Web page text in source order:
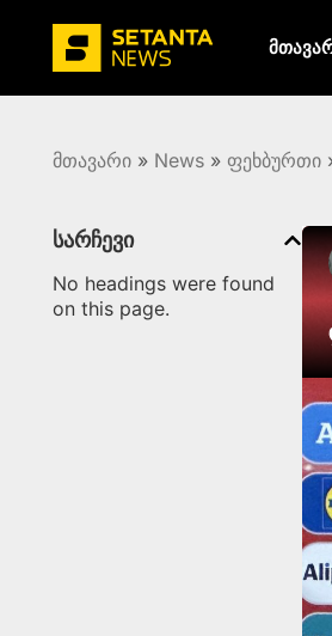
მთავარი » News » ფეხბურთი
სარჩევი
No headings were found
on this page.